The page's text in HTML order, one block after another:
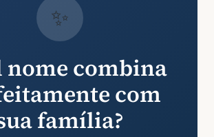
✨
nome combina
com
família?